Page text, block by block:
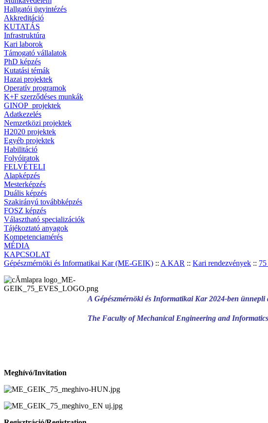
Hallgatói ügyintézés
Akkreditáció
KUTATÁS
Infrastruktúra
Kari laborok
Támogató vállalatok
PhD képzés
Kutatási témák
Hazai projektek
Operatív programok
K+F szerződéses munkák
GINOP_projektek
Adatkezelés
Nemzetközi projektek
H2020 projektek
Egyéb projektek
Habilitáció
Folyóiratok
FELVÉTELI
Alapképzés
Mesterképzés
Duális képzés
Szakirányú továbbképzés
FOSZ képzés
Választható specializációk
Tájékoztató anyagok
Kompetenciamérés
MÉDIA
KAPCSOLAT
Gépészmérnöki és Informatikai Kar (ME-GEIK) :: A KAR :: Kari rendezvények ::
A Gépészmérnöki és Informatikai Kar 2024-ben
The Faculty of Mechanical Engineering and
Meghívó/Invitation